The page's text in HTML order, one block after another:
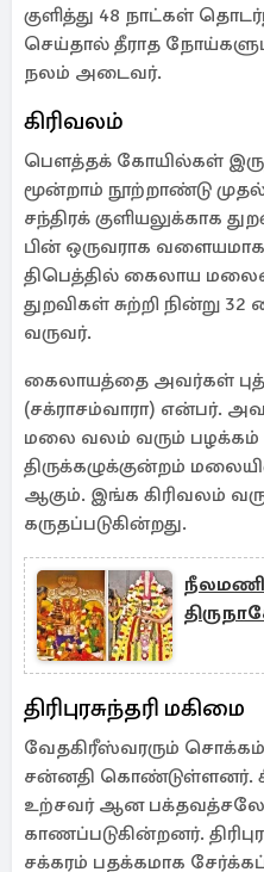
குளித்து 48 நாட்கள்
செய்தால் தீராத நோய்களும்
நலம் அடைவர்.
கிரிவலம்
பௌத்தக் கோயில்கள்
மூன்றாம் நூற்றாண்டு
சந்திரக் குளியலுக்காக
பின் ஒருவராக
திபெத்தில் கைலாய
துறவிகள் சுற்றி நின்று
வருவர்.
கைலாயத்தை அவர்கள்
(சக்ராசம்வாரா) என்பர்.
மலை வலம் வரும் பழக்கம்
திருக்கழுக்குன்றம்
ஆகும். இங்க கிரிவலம்
கருதப்படுகின்றது.
திரிபுரசுந்தரி மகிமை
வேதகிரீஸ்வரரும்
சன்னதி கொண்டுள்ளனர்.
உற்சவர் ஆன
காணப்படுகின்றனர்.
சக்கரம் பதக்கமாக